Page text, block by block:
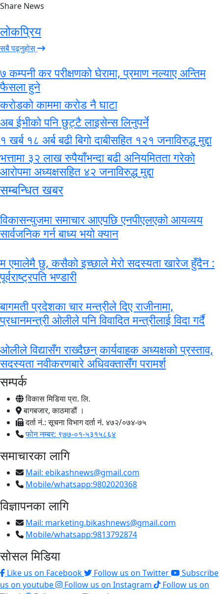
Share News
लोकप्रिय
सबै पढ्नुहोस्
७ कम्पनी कर परीक्षणको घेरामा, प्रमाण नल्याए अन्तिम
फैसला हुने
करोडको काममा करोड नै घाटा
अब ईभीको पनि छुट्टै लाइसेन्स लिनुपर्ने
१ खर्ब १८ अर्ब बढी बिगो दाबीसहित १२१ जनाविरुद्ध मुद्दा
भत्तामा ३२ लाख रुपैयाँभन्दा बढी अनियमितता गरेको
आरोपमा अध्यक्षसहित ४२ जनाविरुद्ध मुद्दा
सम्बन्धित खबर
विकासन्युजमा समाचार आएपछि एनपीएलएको आयव्यय
सार्वजनिक गर्न बाध्य भयो क्यान
म एमालेमै छु, कसैकाे इच्छाले मेरो सदस्यता खारेज हुँदैन :
पूर्वराष्ट्रपति भण्डारी
बागमती प्रदेशका चार मन्त्रीले दिए राजीनामा,
प्रधानमन्त्री ओलीले पनि विवादित मन्त्रीलाई विदा गर्दै
ओलीले विद्यासँग राख्दैछन् कार्यवाहक अध्यक्षको प्रस्ताव,
सदस्यता नवीकरणबारे अधिवक्तासँग परामर्श
सम्पर्क
विकास मिडिया प्रा. लि.
बागबजार, काठमाडौं ।
दर्ता नं.: सूचना विभाग दर्ता नं. ४७२/०७४-७५
फोन नम्बर: ९७७-०१-५३१५८६४
समाचारका लागि
Mail: ebikashnews@gmail.com
Mobile/whatsapp:9802020368
विज्ञापनका लागि
Mail: marketing.bikashnews@gmail.com
Mobile/whatsapp:9813792874
सोसल मिडिया
Like us on Facebook Follow us on Twitter
Subscribe
us on youtube
Follow us on Instagram
Follow us on